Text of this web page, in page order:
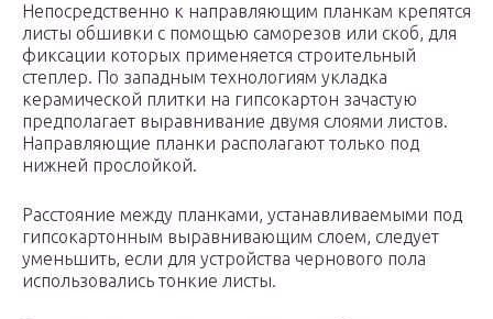
Непосредственно к направляющим планкам крепятся
листы обшивки с помощью саморезов или скоб, для
фиксации которых применяется строительный
степлер. По западным технологиям укладка
керамической плитки на гипсокартон зачастую
предполагает выравнивание двумя слоями листов.
Направляющие планки располагают только под
нижней прослойкой.
Расстояние между планками, устанавливаемыми под
гипсокартонным выравнивающим слоем, следует
уменьшить, если для устройства чернового пола
использовались тонкие листы.